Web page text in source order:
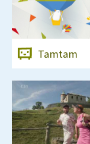
Tamtam